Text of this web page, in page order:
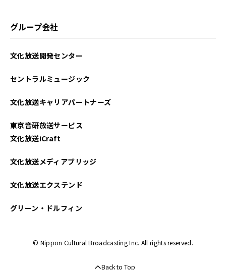
グループ会社
文化放送開発センター
セントラルミュージック
文化放送キャリアパートナーズ
東京音研放送サービス
文化放送iCraft
文化放送メディアブリッジ
文化放送エクステンド
グリーン・ドルフィン
© Nippon Cultural Broadcasting Inc. All rights reserved.
Back to Top